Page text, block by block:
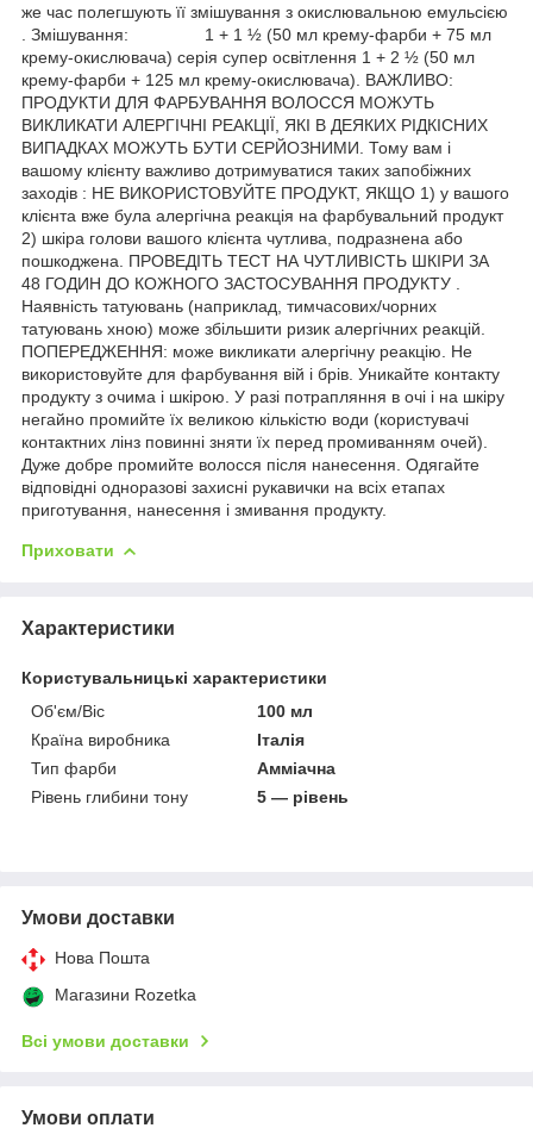
же час полегшують її змішування з окислювальною емульсією
. Змішування: 1 + 1 ½ (50 мл крему-фарби + 75 мл
крему-окислювача) серія супер освітлення 1 + 2 ½ (50 мл
крему-фарби + 125 мл крему-окислювача). ВАЖЛИВО:
ПРОДУКТИ ДЛЯ ФАРБУВАННЯ ВОЛОССЯ МОЖУТЬ
ВИКЛИКАТИ АЛЕРГІЧНІ РЕАКЦІЇ, ЯКІ В ДЕЯКИХ РІДКІСНИХ
ВИПАДКАХ МОЖУТЬ БУТИ СЕРЙОЗНИМИ. Тому вам і
вашому клієнту важливо дотримуватися таких запобіжних
заходів : НЕ ВИКОРИСТОВУЙТЕ ПРОДУКТ, ЯКЩО 1) у вашого
клієнта вже була алергічна реакція на фарбувальний продукт
2) шкіра голови вашого клієнта чутлива, подразнена або
пошкоджена. ПРОВЕДІТЬ ТЕСТ НА ЧУТЛИВІСТЬ ШКІРИ ЗА
48 ГОДИН ДО КОЖНОГО ЗАСТОСУВАННЯ ПРОДУКТУ .
Наявність татуювань (наприклад, тимчасових/чорних
татуювань хною) може збільшити ризик алергічних реакцій.
ПОПЕРЕДЖЕННЯ: може викликати алергічну реакцію. Не
використовуйте для фарбування вій і брів. Уникайте контакту
продукту з очима і шкірою. У разі потрапляння в очі і на шкіру
негайно промийте їх великою кількістю води (користувачі
контактних лінз повинні зняти їх перед промиванням очей).
Дуже добре промийте волосся після нанесення. Одягайте
відповідні одноразові захисні рукавички на всіх етапах
приготування, нанесення і змивання продукту.
Приховати
Характеристики
Користувальницькі характеристики
Об'єм/Віс
100 мл
Країна виробника
Італія
Тип фарби
Амміачна
Рівень глибини тону
5 — рівень
Умови доставки
Нова Пошта
Магазини Rozetka
Всі умови доставки
Умови оплати